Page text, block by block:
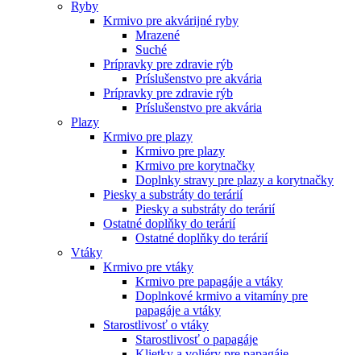
Ryby
Krmivo pre akvárijné ryby
Mrazené
Suché
Prípravky pre zdravie rýb
Príslušenstvo pre akvária
Prípravky pre zdravie rýb
Príslušenstvo pre akvária
Plazy
Krmivo pre plazy
Krmivo pre plazy
Krmivo pre korytnačky
Doplnky stravy pre plazy a korytnačky
Piesky a substráty do terárií
Piesky a substráty do terárií
Ostatné doplňky do terárií
Ostatné doplňky do terárií
Vtáky
Krmivo pre vtáky
Krmivo pre papagáje a vtáky
Doplnkové krmivo a vitamíny pre
papagáje a vtáky
Starostlivosť o vtáky
Starostlivosť o papagáje